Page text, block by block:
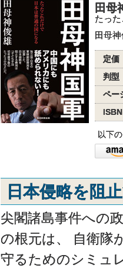
田母
たっ
田母
定価
判型
ペー
ISBN
以下
日本侵略を阻
尖閣諸島事件への
の根元は、 自衛隊
守るためのシミュ